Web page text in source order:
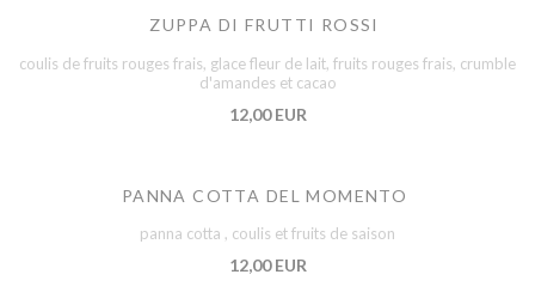
ZUPPA DI FRUTTI ROSSI
coulis de fruits rouges frais, glace fleur de lait, fruits rouges frais, crumble
d'amandes et cacao
12,00 EUR
PANNA COTTA DEL MOMENTO
panna cotta , coulis et fruits de saison
12,00 EUR